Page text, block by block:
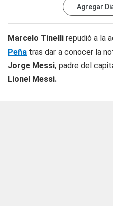
Agregar
Marcelo Tinelli repudió a la
Peña tras dar a conocer la
Jorge Messi, padre del
Lionel Messi.